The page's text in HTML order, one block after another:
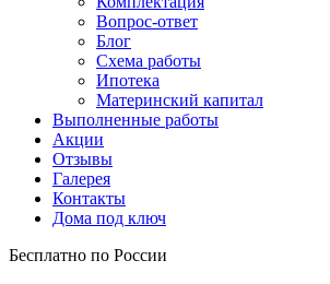
Вопрос-ответ
Блог
Схема работы
Ипотека
Материнский капитал
Выполненные работы
Акции
Отзывы
Галерея
Контакты
Дома под ключ
Бесплатно по России